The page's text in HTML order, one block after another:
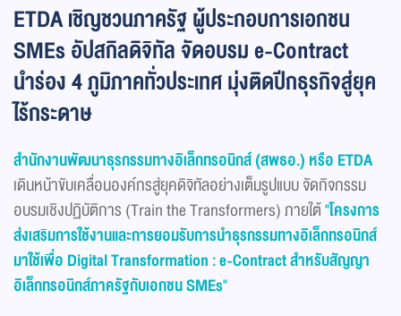
ETDA เชิญชวนภาครัฐ ผู้ประกอบการเอกชน
SMEs อัปสกิลดิจิทัล จัดอบรม e-Contract
นำร่อง 4 ภูมิภาคทั่วประเทศ มุ่งติดปีกธุรกิจสู่ยุค
ไร้กระดาษ
สำนักงานพัฒนาธุรกรรมทางอิเล็กทรอนิกส์ (สพธอ.) หรือ ETDA
เดินหน้าขับเคลื่อนองค์กรสู่ยุคดิจิทัลอย่างเต็มรูปแบบ จัดกิจกรรม
อบรมเชิงปฏิบัติการ (Train the Transformers) ภายใต้"โครงการ
ส่งเสริมการใช้งานและการยอมรับการนำธุรกรรมทางอิเล็กทรอนิกส์
มาใช้เพื่อ Digital Transformation : e-Contract สำหรับสัญญา
อิเล็กทรอนิกส์ภาครัฐกับเอกชน SMEs"